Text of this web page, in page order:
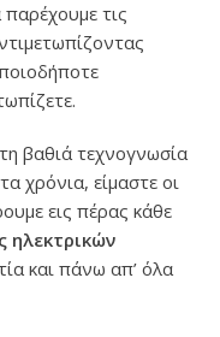
τις
βαθιά τεχνογνωσία
χρόνια, είμαστε οι
εις πέρας κάθε
ηλεκτρικών
και πάνω απ’ όλα